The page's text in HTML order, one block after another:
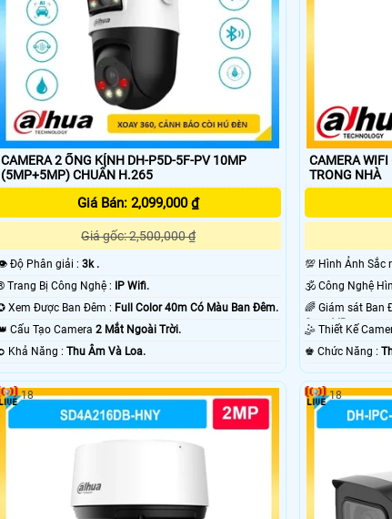
CAMERA 2 ỐNG KÍNH DH-P5D-5F-PV 10MP
(5MP+5MP) CHUẨN H.265
Giá Bán: 2,099,000 ₫
Giá gốc: 2,500,000 ₫
👁 Độ Phân giải : 3k .
®️ Trang Bị Công Nghệ :
IP Wifi.
✪ Xem Được Ban Đêm : Full Color 40m Có Màu Ban Ðêm.
👑 Cấu Tạo Camera 2 Mắt Ngoài Trời.
️➲ Khả Năng : Thu Âm Và Loa.
CAMERA WIFI
TRONG NHÀ
💯 Hình Ảnh
Smart IR.
🤹 Thiết Kế
️♚ Chức Năng :
18 18